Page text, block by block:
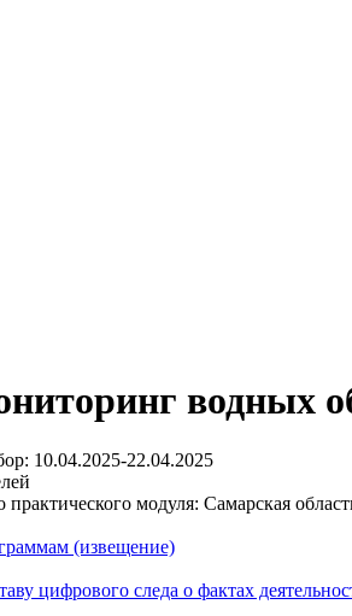
водных
10.04.2025-22.04.2025
модуля: Самарская
(извещение)
цифрового следа о фактах